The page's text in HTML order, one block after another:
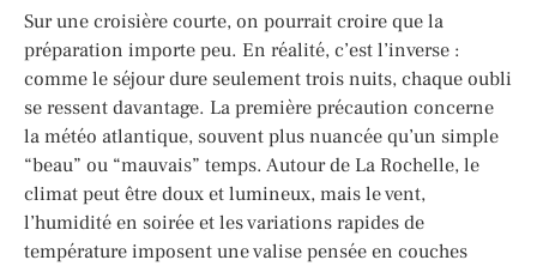
Sur une croisière courte, on pourrait croire que la
préparation importe peu. En réalité, c’est l’inverse :
comme le séjour dure seulement trois nuits, chaque oubli
se ressent davantage. La première précaution concerne
la météo atlantique, souvent plus nuancée qu’un simple
“beau” ou “mauvais” temps. Autour de La Rochelle, le
climat peut être doux et lumineux, mais le vent,
l’humidité en soirée et les variations rapides de
température imposent une valise pensée en couches